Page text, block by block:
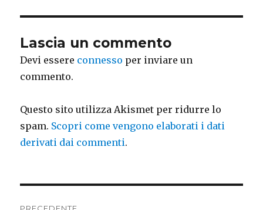
Lascia un commento
Devi essere connesso per inviare un
commento.
Questo sito utilizza Akismet per ridurre lo
spam. Scopri come vengono elaborati i dati
derivati dai commenti.